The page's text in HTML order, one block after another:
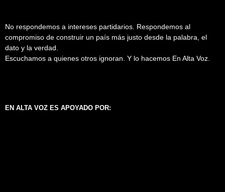
No respondemos a intereses partidarios. Respondemos al
compromiso de construir un país más justo desde la palabra, el
dato y la verdad.
Escuchamos a quienes otros ignoran. Y lo hacemos En Alta Voz.
EN ALTA VOZ ES APOYADO POR: